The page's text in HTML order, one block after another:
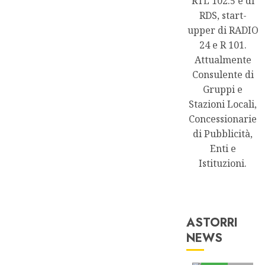
RDS, start-
upper di RADIO
24 e R 101.
Attualmente
Consulente di
Gruppi e
Stazioni Locali,
Concessionarie
di Pubblicità,
Enti e
Istituzioni.
ASTORRI
NEWSAstorri News